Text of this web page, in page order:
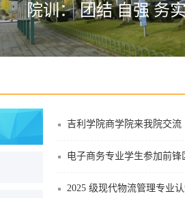
院训： 团结 自强 务
吉利学院商学院来我院交流
电子商务专业学生参加前锋
2025 级现代物流管理专业